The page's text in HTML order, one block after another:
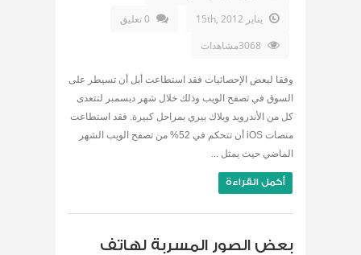
يناير 15th, 2012
0 تعليق
وفقا لبعض الإحصائيات فقد استطاعت أبل أن تسيطر على
السوق في تصفح الويب وذلك خلال شهر ديسمبر لتتعدى
كل من الأندرويد وبلاك بيري بمراحل كبيرة. فقد استطاعت
منصات iOS أن تتحكم في 52% من تصفح الويب الشهر
الماضي حيث يمثل ...
أكمل القراءة
بعض الصور المسربة لهاتف